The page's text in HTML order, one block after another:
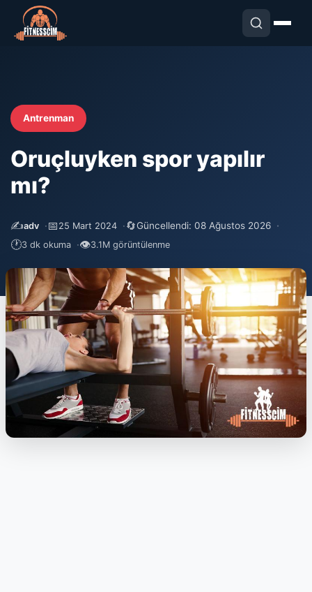
Antrenman
Oruçluyken spor yapılır
mı?
✍️adv 📅 25 Mart 2024 🔄Güncellendi: 08 Ağustos 2026
🕐3 dk okuma 👁3.1M görüntülenme